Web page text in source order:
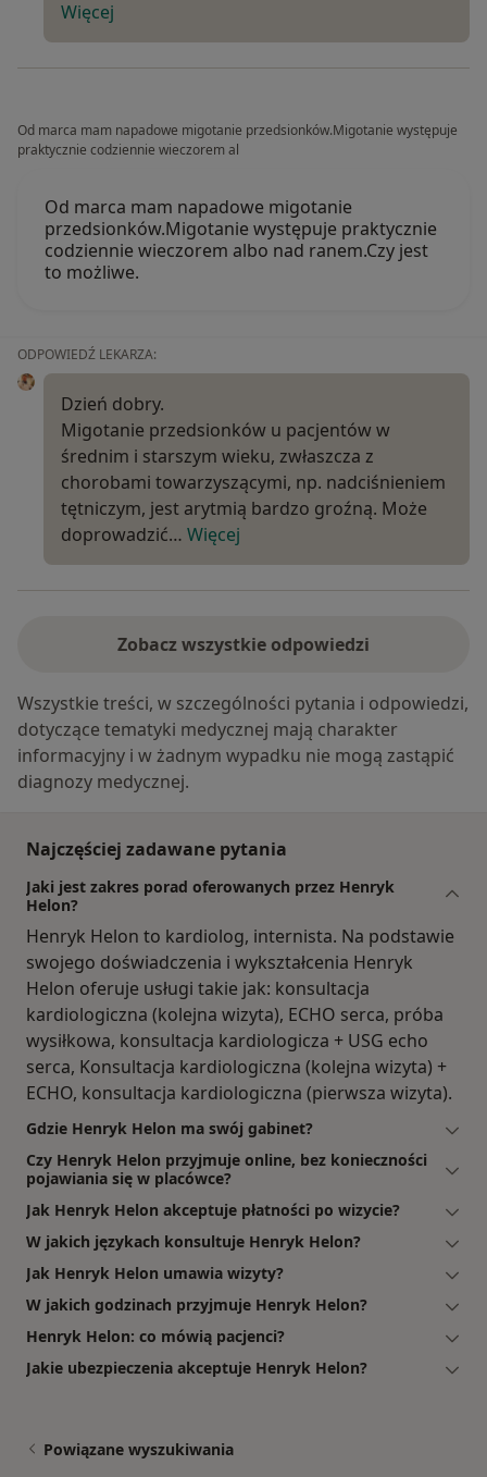
Więcej
Od marca mam napadowe migotanie przedsionków.Migotanie występuje
praktycznie codziennie wieczorem al
Od marca mam napadowe migotanie
przedsionków.Migotanie występuje praktycznie
codziennie wieczorem albo nad ranem.Czy jest
to możliwe.
ODPOWIEDŹ LEKARZA:
Dzień dobry.
Migotanie przedsionków u pacjentów w
średnim i starszym wieku, zwłaszcza z
chorobami towarzyszącymi, np. nadciśnieniem
tętniczym, jest arytmią bardzo groźną. Może
doprowadzić… Więcej
Zobacz wszystkie odpowiedzi
Wszystkie treści, w szczególności pytania i odpowiedzi,
dotyczące tematyki medycznej mają charakter
informacyjny i w żadnym wypadku nie mogą zastąpić
diagnozy medycznej.
Najczęściej zadawane pytania
Jaki jest zakres porad oferowanych przez Henryk
Helon?
Henryk Helon to kardiolog, internista. Na podstawie
swojego doświadczenia i wykształcenia Henryk
Helon oferuje usługi takie jak: konsultacja
kardiologiczna (kolejna wizyta), ECHO serca, próba
wysiłkowa, konsultacja kardiologicza + USG echo
serca, Konsultacja kardiologiczna (kolejna wizyta) +
ECHO, konsultacja kardiologiczna (pierwsza wizyta).
Gdzie Henryk Helon ma swój gabinet?
Czy Henryk Helon przyjmuje online, bez konieczności
pojawiania się w placówce?
Jak Henryk Helon akceptuje płatności po wizycie?
W jakich językach konsultuje Henryk Helon?
Jak Henryk Helon umawia wizyty?
W jakich godzinach przyjmuje Henryk Helon?
Henryk Helon: co mówią pacjenci?
Jakie ubezpieczenia akceptuje Henryk Helon?
Powiązane wyszukiwania